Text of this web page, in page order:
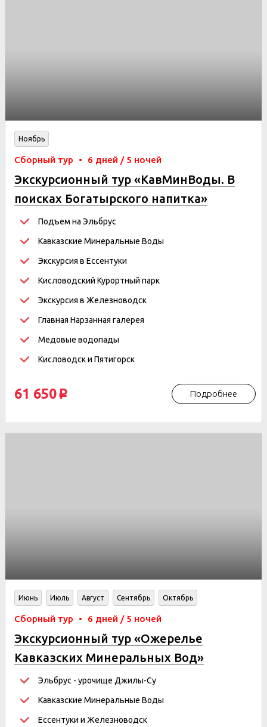
Ноябрь
Сборный тур • 6 дней / 5 ночей
Экскурсионный тур «КавМинВоды. В
поисках Богатырского напитка»
праздники
Подъем на Эльбрус
Кавказские Минеральные Воды
Экскурсия в Ессентуки
Кисловодский Курортный парк
Экскурсия в Железноводск
Главная Нарзанная галерея
Медовые водопады
Кисловодск и Пятигорск
61 650 p Подробнее
Июнь Июль Август Сентябрь Октябрь
Сборный тур • 6 дней / 5 ночей
Экскурсионный тур «Ожерелье
Кавказских Минеральных Вод»
Эльбрус - урочище Джилы-Су
Кавказские Минеральные Воды
Ессентуки и Железноводск